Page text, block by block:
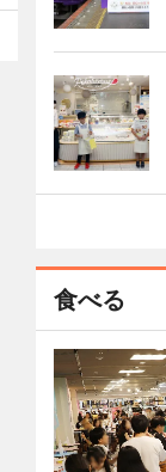
食べる